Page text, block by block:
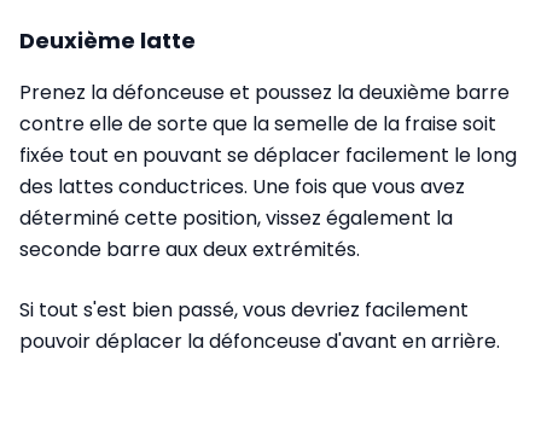
Deuxième latte
Prenez la défonceuse et poussez la deuxième barre
contre elle de sorte que la semelle de la fraise soit
fixée tout en pouvant se déplacer facilement le long
des lattes conductrices. Une fois que vous avez
déterminé cette position, vissez également la
seconde barre aux deux extrémités.
Si tout s'est bien passé, vous devriez facilement
pouvoir déplacer la défonceuse d'avant en arrière.